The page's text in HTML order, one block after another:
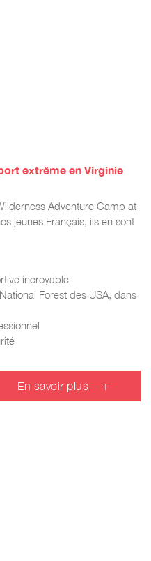
extrême en Virginie
Adventure Camp at
jeunes Français, ils en sont
incroyable
Forest des USA, dans
En savoir plus +